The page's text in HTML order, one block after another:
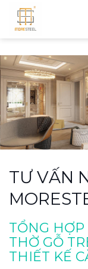
TƯ VẤN
TỔNG
THỜ GỖ
THIẾT KẾ